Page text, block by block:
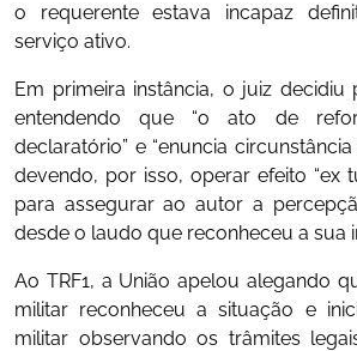
o requerente estava incapaz
serviço ativo.
Em primeira instância, o juiz decidiu
entendendo que “o ato de
declaratório” e “enuncia circunstância
devendo, por isso, operar efeito “ex
para assegurar ao autor a
desde o laudo que reconheceu a sua
Ao TRF1, a União apelou alegando
militar reconheceu a situação e
militar observando os trâmites